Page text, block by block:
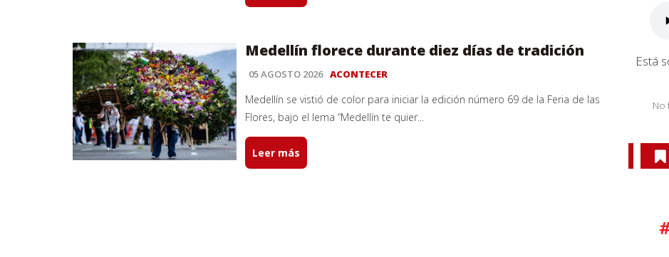
Medellín florece durante diez días de tradición
05 AGOSTO 2026 ACONTECER
Medellín se vistió de color para iniciar la edición número 69 de la Feria de las
Flores, bajo el lema “Medellín te quier...
Leer más
Está
No